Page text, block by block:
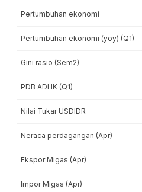
Pertumbuhan ekonomi
Pertumbuhan ekonomi (yoy) (Q1)
Gini rasio (Sem2)
PDB ADHK (Q1)
Nilai Tukar USDIDR
Neraca perdagangan (Apr)
Ekspor Migas (Apr)
Impor Migas (Apr)